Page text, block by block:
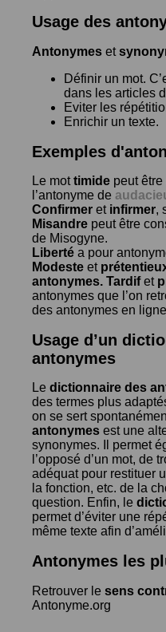
Usage des
Antonymes et
Définir un mot.
dans les articles
Eviter les
Enrichir un texte.
Exemples
Le mottimide peut
l’antonyme de
Confirmer et infirmer,
Misandre peut être
de Misogyne.
Liberté a pour
Modeste et
antonymes. Tardifet
antonymes que l’on
des antonymes en
Usage d’un
antonymes
Le dictionnaire des
des termes plus
on se sert
antonymes est une
synonymes. Il permet
l’opposé d’un mot, de
adéquat pour restituer
la fonction, etc. de la
question. Enfin, le
permet d’éviter une
même texte afin
Antonymes les
Retrouver le sens
Antonyme.org